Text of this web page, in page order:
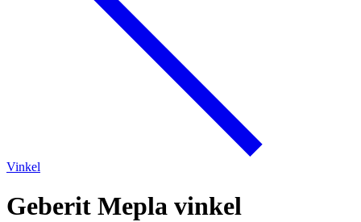
Vinkel
Geberit Mepla vinkel